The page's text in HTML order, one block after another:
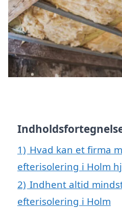
1) Hvad kan et firma
efterisolering i Holm
2) Indhent altid
efterisolering i Holm